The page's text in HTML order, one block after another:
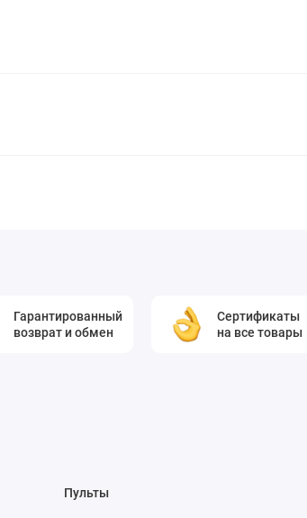
Гарантированный
возврат и обмен
Сертификаты
на все товары
Пульты